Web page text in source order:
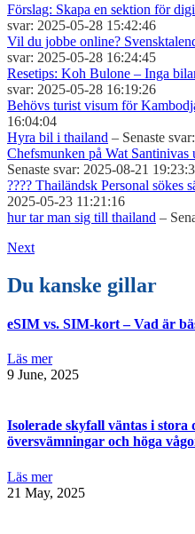
Förslag: Skapa en sektion för
svar: 2025-05-28 15:42:46
Vil du jobbe online?
svar: 2025-05-28 16:24:45
Resetips: Koh Bulone – Inga
svar: 2025-05-28 16:19:26
Behövs turist visum för
16:04:04
Hyra bil i thailand – Senaste
Chefsmunken på Wat Santinivas
Senaste svar: 2025-08-21
???? Thailändsk Personal sökes
2025-05-23 11:21:16
hur tar man sig till thailand –
Next
Du kanske gillar
eSIM vs. SIM-kort – Vad är
Läs mer
9 June, 2025
Isolerade skyfall väntas i
översvämningar och höga
Läs mer
21 May, 2025